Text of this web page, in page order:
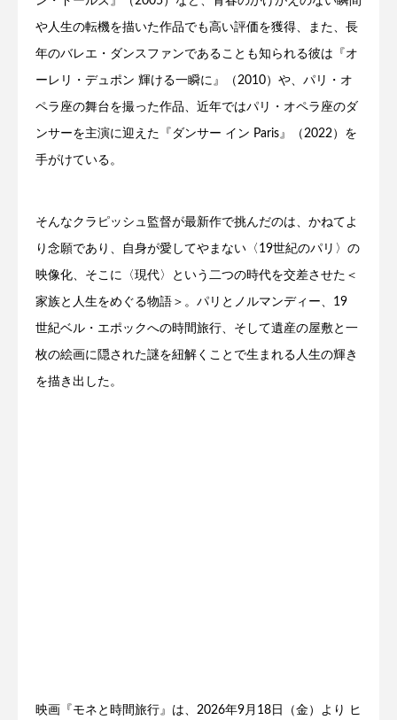
や人生の転機を描いた作品でも高い評価を獲得、また、長
年のバレエ・ダンスファンであることも知られる彼は『オ
ーレリ・デュポン 輝ける一瞬に』（2010）や、パリ・オ
ペラ座の舞台を撮った作品、近年ではパリ・オペラ座のダ
ンサーを主演に迎えた『ダンサー イン Paris』（2022）を
手がけている。
そんなクラピッシュ監督が最新作で挑んだのは、かねてよ
り念願であり、自身が愛してやまない〈19世紀のパリ〉の
映像化、そこに〈現代〉という二つの時代を交差させた＜
家族と人生をめぐる物語＞。パリとノルマンディー、19
世紀ベル・エポックへの時間旅行、そして遺産の屋敷と一
枚の絵画に隠された謎を紐解くことで生まれる人生の輝き
を描き出した。
映画『モネと時間旅行』は、2026年9月18日（金）より ヒ